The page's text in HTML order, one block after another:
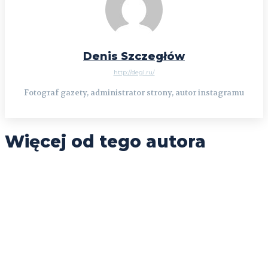
Denis Szczegłów
http://degl.ru/
Fotograf gazety, administrator strony, autor instagramu
Więcej od tego autora